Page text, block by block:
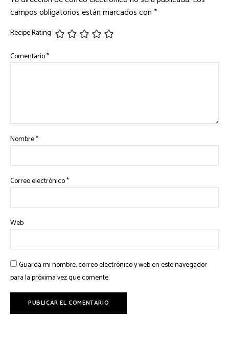
campos obligatorios están marcados con*
Recipe Rating
Comentario*
Nombre*
Correo electrónico*
Web
Guarda mi nombre, correo electrónico y web en este navegador
para la próxima vez que comente.